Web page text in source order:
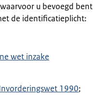
u bevoegd bent
de identificatieplicht:
wet inzake
1990;